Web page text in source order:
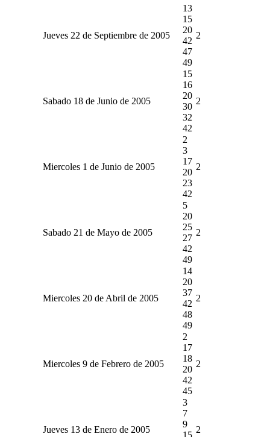
Jueves 22 de Septiembre de 2005
13
15
20
42
47
49
2
Sabado 18 de Junio de 2005
15
16
20
30
32
42
2
Miercoles 1 de Junio de 2005
2
3
17
20
23
42
2
Sabado 21 de Mayo de 2005
5
20
25
27
42
49
2
Miercoles 20 de Abril de 2005
14
20
37
42
48
49
2
Miercoles 9 de Febrero de 2005
2
17
18
20
42
45
2
Jueves 13 de Enero de 2005
3
7
9
15
2